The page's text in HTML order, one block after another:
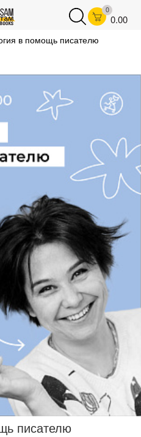
0
0.00
в помощь писателю
писателю